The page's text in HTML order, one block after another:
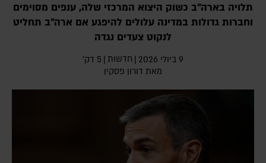
תלויה בארה"ב כשוק היצוא המרכזי שלה, ענפים מסוימים
וחברות גדולות במדינה עלולים להיפגע אם ארה"ב תחליט
לנקוט צעדים נגדה
9 ביולי 2026 | חדשות | 5 דק׳
מאת דורון פסקין